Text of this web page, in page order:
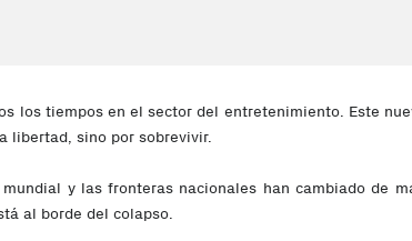
los tiempos en el sector del entretenimiento. Este
libertad, sino por sobrevivir.
y las fronteras nacionales han cambiado de
al borde del colapso.